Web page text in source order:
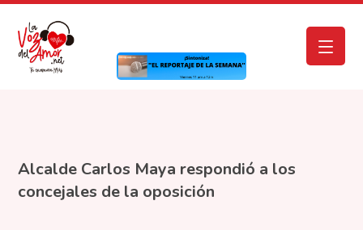
Alcalde Carlos Maya respondió a los
concejales de la oposición